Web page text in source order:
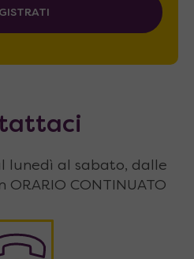
lunedì al sabato, dalle
CONTINUATO